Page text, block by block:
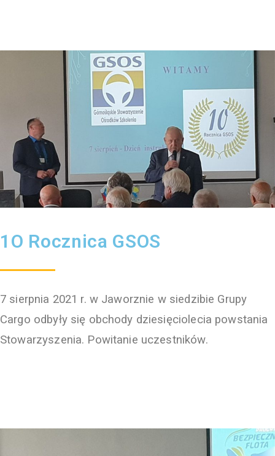
1O Rocznica GSOS
7 sierpnia 2021 r. w Jaworznie w siedzibie Grupy
Cargo odbyły się obchody dziesięciolecia powstania
Stowarzyszenia. Powitanie uczestników.